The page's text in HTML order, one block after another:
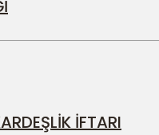
İFTARI